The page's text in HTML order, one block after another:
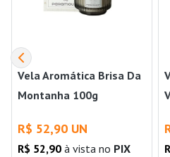
Vela Aromática Brisa Da
Montanha 100g
R$ 52,90 UN
R$ 52,90 à vista no PIX